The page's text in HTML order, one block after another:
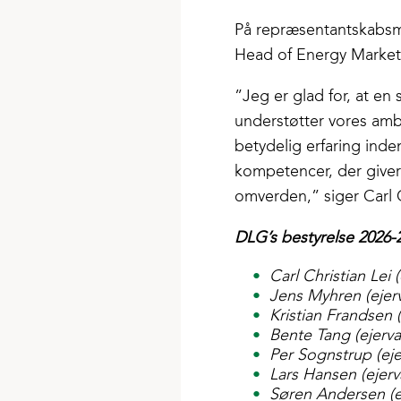
På
Head of Energy
”Jeg er glad for, at
understøtter vores
betydelig erfaring
kompetencer, der
omverden,” siger Carl
DLG’s bestyrelse 2026-
Carl Christian Lei
Jens Myhren
Kristian Frandsen
Bente Tang
Per Sognstrup
Lars Hansen
Søren Andersen